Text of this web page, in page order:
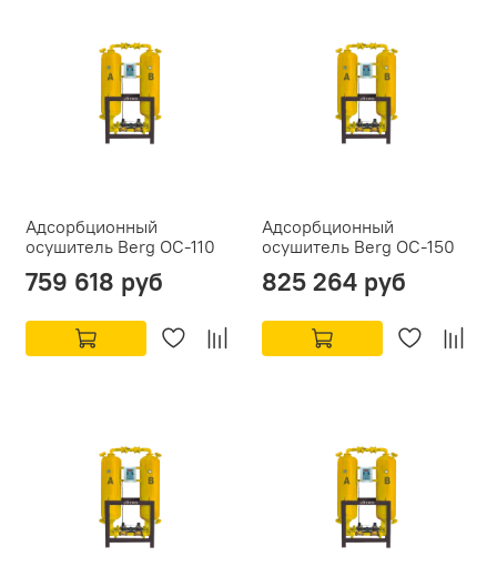
Адсорбционный
осушитель Berg ОС-110
759 618 руб
Адсорбционный
осушитель Berg ОС-150
825 264 руб